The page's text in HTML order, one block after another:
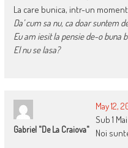
La care bunica, intr-un
Da’ cum sa nu, ca doar suntem
Eu am iesit la pensie de-o buna
El nu se lasa?
Gabriel "de La Craiova"
May 12,
Sub 1
Noi